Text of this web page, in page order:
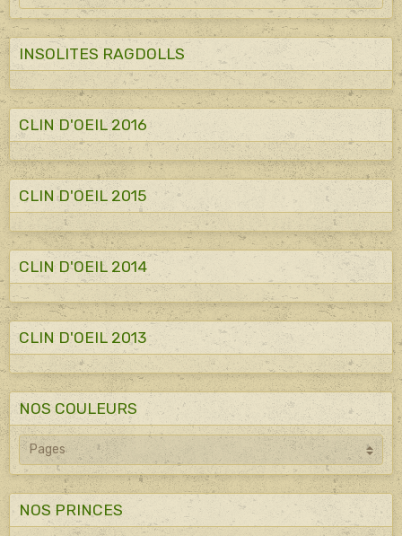
INSOLITES RAGDOLLS
CLIN D'OEIL 2016
CLIN D'OEIL 2015
CLIN D'OEIL 2014
CLIN D'OEIL 2013
NOS COULEURS
NOS PRINCES